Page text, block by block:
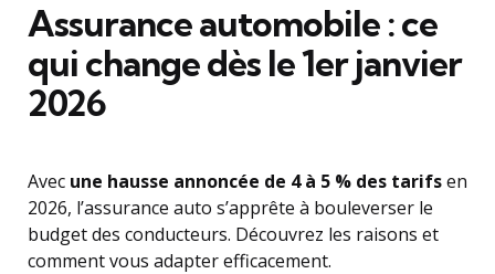
Assurance automobile : ce
qui change dès le 1er janvier
2026
Avec une hausse annoncée de 4 à 5 % des tarifsen
2026, l’assurance auto s’apprête à bouleverser le
budget des conducteurs. Découvrez les raisons et
comment vous adapter efficacement.